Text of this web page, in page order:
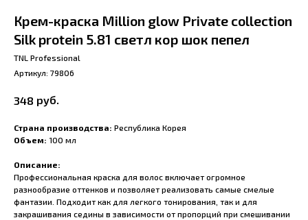
Крем-краска Million glow Private collection
Silk protein 5.81 светл кор шок пепел
TNL Professional
Артикул: 79806
348 руб.
Страна производства: Республика Корея
Объем: 100 мл
Описание:
Профессиональная краска для волос включает огромное
разнообразие оттенков и позволяет реализовать самые смелые
фантазии. Подходит как для легкого тонирования, так и для
закрашивания седины в зависимости от пропорций при смешивании